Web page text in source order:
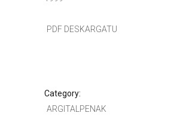
PDF DESKARGATU
Category:
ARGITALPENAK